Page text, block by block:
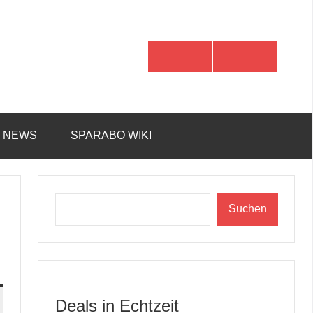
NEWS SPARABO WIKI
Suchen
Deals in Echtzeit